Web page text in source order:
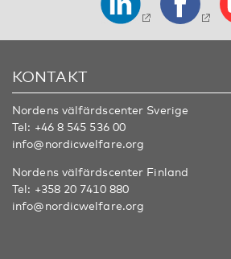
KONTAKT
Nordens välfärdscenter Sverige
Tel: +46 8 545 536 00
info@nordicwelfare.org
Nordens välfärdscenter Finland
Tel: +358 20 7410 880
info@nordicwelfare.org